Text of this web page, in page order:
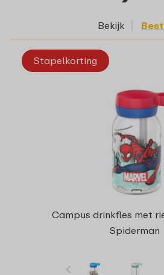
Bekijk
Stapelkorting
Campus drinkfles met
Spiderman